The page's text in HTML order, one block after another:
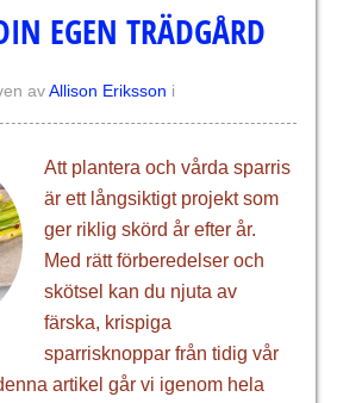
EGEN TRÄDGÅRD
avAllison Eriksson i
Att plantera och vårda sparris
är ett långsiktigt projekt som
ger riklig skörd år efter år.
Med rätt förberedelser och
skötsel kan du njuta av
färska, krispiga
sparrisknoppar från tidig vår
artikel går vi igenom hela